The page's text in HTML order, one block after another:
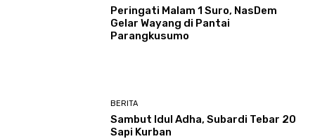
Peringati Malam 1 Suro, NasDem
Gelar Wayang di Pantai
Parangkusumo
BERITA
Sambut Idul Adha, Subardi Tebar 20
Sapi Kurban